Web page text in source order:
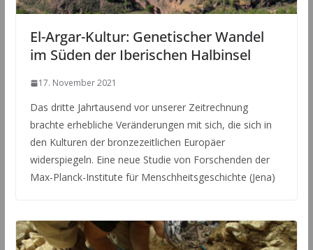
El-Argar-Kultur: Genetischer Wandel
im Süden der Iberischen Halbinsel
17. November 2021
Das dritte Jahrtausend vor unserer Zeitrechnung
brachte erhebliche Veränderungen mit sich, die sich in
den Kulturen der bronzezeitlichen Europäer
widerspiegeln. Eine neue Studie von Forschenden der
Max-Planck-Institute für Menschheitsgeschichte (Jena)